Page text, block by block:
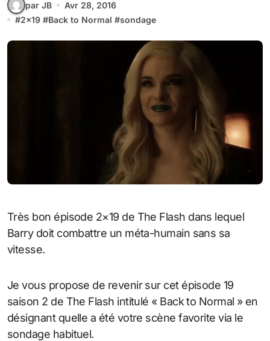
par JB
Avr 28, 2016
#2x19 #Back to Normal #sondage
Très bon épisode 2×19 de The Flash dans lequel
Barry doit combattre un méta-humain sans sa
vitesse.
Je vous propose de revenir sur cet épisode 19
saison 2 de The Flash intitulé « Back to Normal » en
désignant quelle a été votre scène favorite via le
sondage habituel.